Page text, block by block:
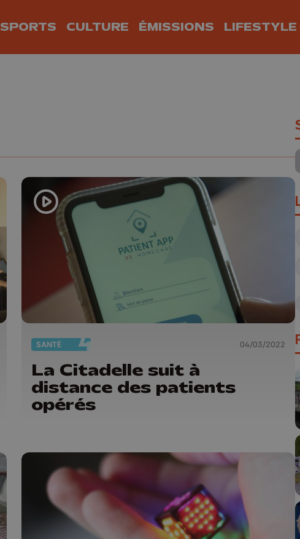
SPORTS CULTURE ÉMISSIONS LIFESTYLE
SANTÉ 04/03/2022
La Citadelle suit à
distance des patients
opérés